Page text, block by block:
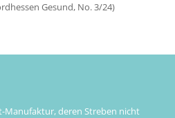
Gesund, No. 3/24)
Manufaktur, deren Streben nicht